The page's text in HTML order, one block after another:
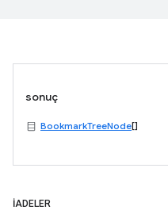
sonuç
BookmarkTreeNode[]
İADELER